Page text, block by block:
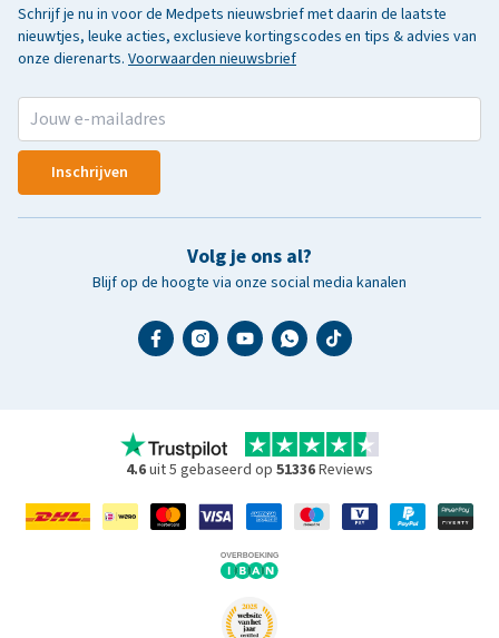
Schrijf je nu in voor de Medpets nieuwsbrief met daarin de laatste
nieuwtjes, leuke acties, exclusieve kortingscodes en tips & advies van
onze dierenarts. Voorwaarden nieuwsbrief
Inschrijven
Volg je ons al?
Blijf op de hoogte via onze social media kanalen
4.6uit 5 gebaseerd op 51336Reviews